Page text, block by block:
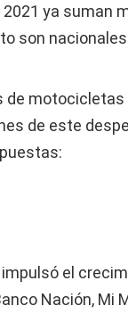
ya suman
son
motocicletas
de este
el
Nación, Mi